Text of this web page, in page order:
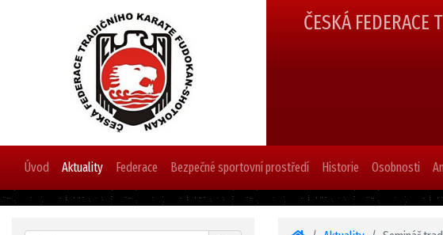
ČESKÁ FEDERACE
Úvod Aktuality Federace Bezpečné sportovní prostředí Historie Osobnosti